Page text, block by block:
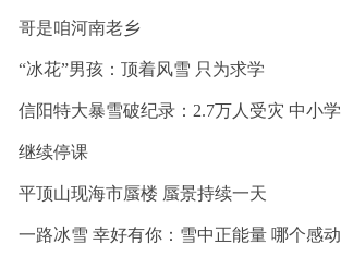
哥是咱河南老乡
“冰花”男孩：顶着风雪 只为求学
信阳特大暴雪破纪录：2.7万人受灾 中小学
继续停课
平顶山现海市蜃楼 蜃景持续一天
一路冰雪 幸好有你：雪中正能量 哪个感动